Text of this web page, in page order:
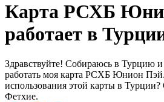
Карта РСХБ
работает в
Здравствуйте! Собираюсь в Турцию и
работать моя карта РСХБ Юнион
использования этой карты в Турции?
Фетхие.